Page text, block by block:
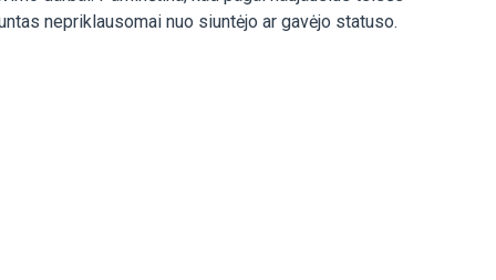
nepriklausomai nuo siuntėjo ar gavėjo statuso.